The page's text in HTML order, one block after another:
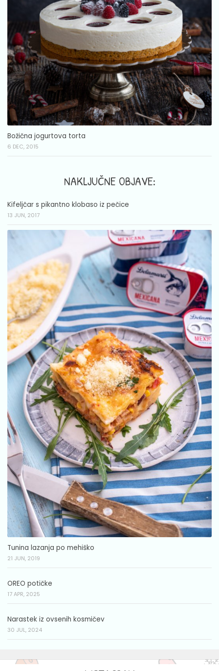
Božična jogurtova torta
6 DEC, 2015
NAKLJUČNE OBJAVE:
Kifeljčar s pikantno klobaso iz pečice
13 JUN, 2017
Tunina lazanja po mehiško
21 JUN, 2019
OREO potičke
17 APR, 2025
Narastek iz ovsenih kosmičev
30 JUL, 2024